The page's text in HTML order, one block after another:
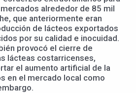
alrededor de 85 mil
que anteriormente eran
de lácteos exportados
por su calidad e inocuidad.
provocó el cierre de
lácteas costarricenses,
el aumento artificial de la
en el mercado local como